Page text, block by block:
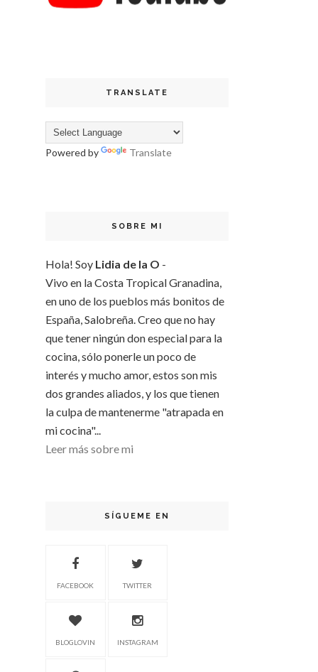
TRANSLATE
Powered by Translate
SOBRE MI
Hola! Soy Lidia de la O -
Vivo en la Costa Tropical Granadina,
en uno de los pueblos más bonitos de
España, Salobreña. Creo que no hay
que tener ningún don especial para la
cocina, sólo ponerle un poco de
interés y mucho amor, estos son mis
dos grandes aliados, y los que tienen
la culpa de mantenerme "atrapada en
mi cocina"...
Leer más sobre mi
SÍGUEME EN
FACEBOOK TWITTER
BLOGLOVIN INSTAGRAM